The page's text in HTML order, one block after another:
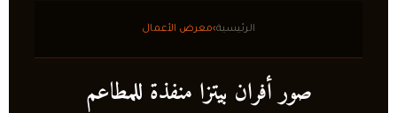
الرئيسية›معرض الأعمال
صور أفران بيتزا منفذة للمطاعم